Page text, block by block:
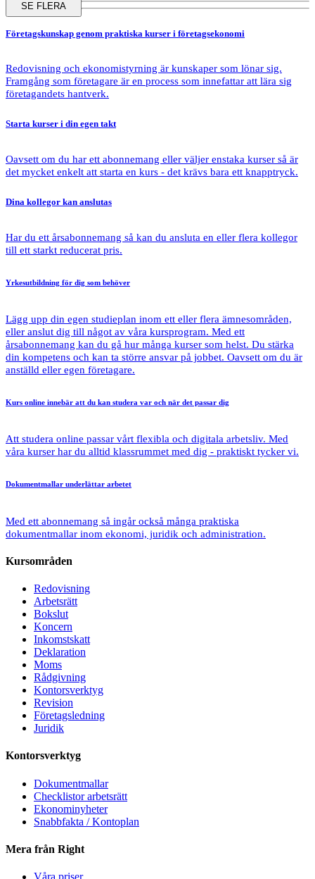
SE FLERA
Företagskunskap genom praktiska kurser i företagsekonomi
Redovisning och ekonomistyrning är kunskaper som lönar sig.
Framgång som företagare är en process som innefattar att lära sig
företagandets hantverk.
Starta kurser i din egen takt
Oavsett om du har ett abonnemang eller väljer enstaka kurser så är
det mycket enkelt att starta en kurs - det krävs bara ett knapptryck.
Dina kollegor kan anslutas
Har du ett årsabonnemang så kan du ansluta en eller flera kollegor
till ett starkt reducerat pris.
Yrkesutbildning för dig som behöver
Lägg upp din egen studieplan inom ett eller flera ämnesområden,
eller anslut dig till något av våra kursprogram. Med ett
årsabonnemang kan du gå hur många kurser som helst. Du stärka
din kompetens och kan ta större ansvar på jobbet. Oavsett om du är
anställd eller egen företagare.
Kurs online innebär att du kan studera var och när det passar dig
Att studera online passar vårt flexibla och digitala arbetsliv. Med
våra kurser har du alltid klassrummet med dig - praktiskt tycker vi.
Dokumentmallar underlättar arbetet
Med ett abonnemang så ingår också många praktiska
dokumentmallar inom ekonomi, juridik och administration.
Kursområden
Redovisning
Arbetsrätt
Bokslut
Koncern
Inkomstskatt
Deklaration
Moms
Rådgivning
Kontorsverktyg
Revision
Företagsledning
Juridik
Kontorsverktyg
Dokumentmallar
Checklistor arbetsrätt
Ekonominyheter
Snabbfakta / Kontoplan
Mera från Right